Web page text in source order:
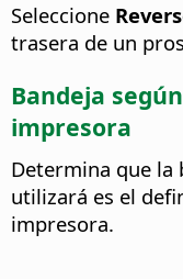
Seleccione
trasera de un
Bandeja
impresora
Determina que la
utilizará es el
impresora.